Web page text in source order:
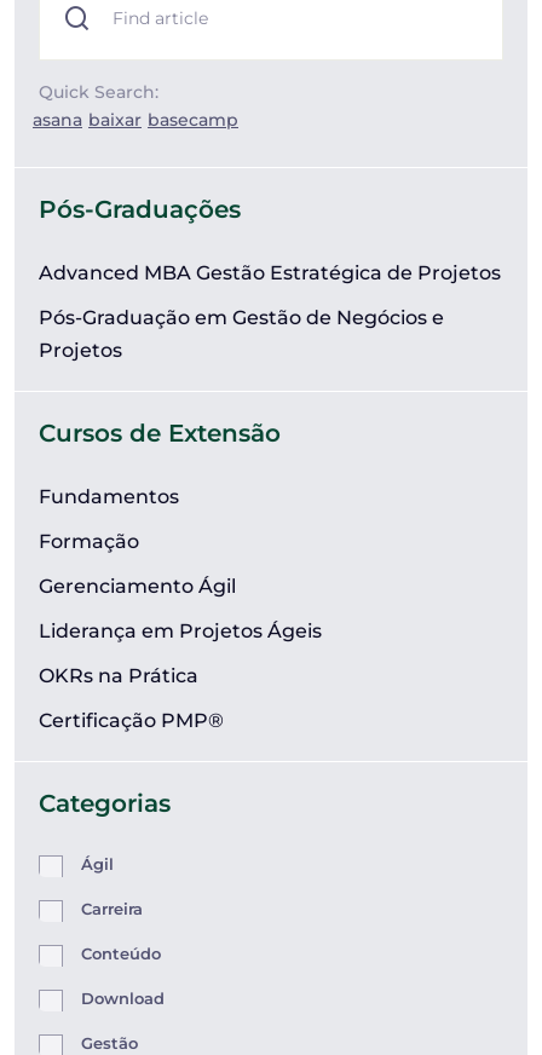
Quick Search:
asana baixar basecamp
Pós-Graduações
Advanced MBA Gestão Estratégica de Projetos
Pós-Graduação em Gestão de Negócios e
Projetos
Cursos de Extensão
Fundamentos
Formação
Gerenciamento Ágil
Liderança em Projetos Ágeis
OKRs na Prática
Certificação PMP®
Categorias
Ágil
Carreira
Conteúdo
Download
Gestão